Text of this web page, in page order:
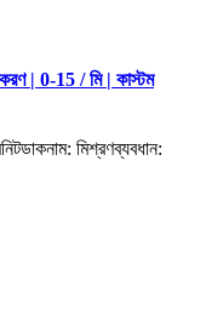
| 0-15 / মি | কাস্টম
মিশ্রণব্যবধান: